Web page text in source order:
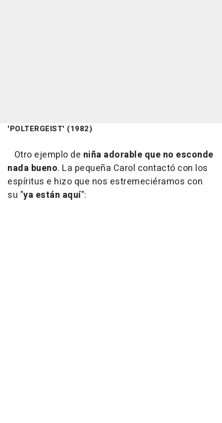
'POLTERGEIST' (1982)
Otro ejemplo de niña adorable que no esconde
nada bueno. La pequeña Carol contactó con los
espíritus e hizo que nos estremeciéramos con
su "ya están aquí":